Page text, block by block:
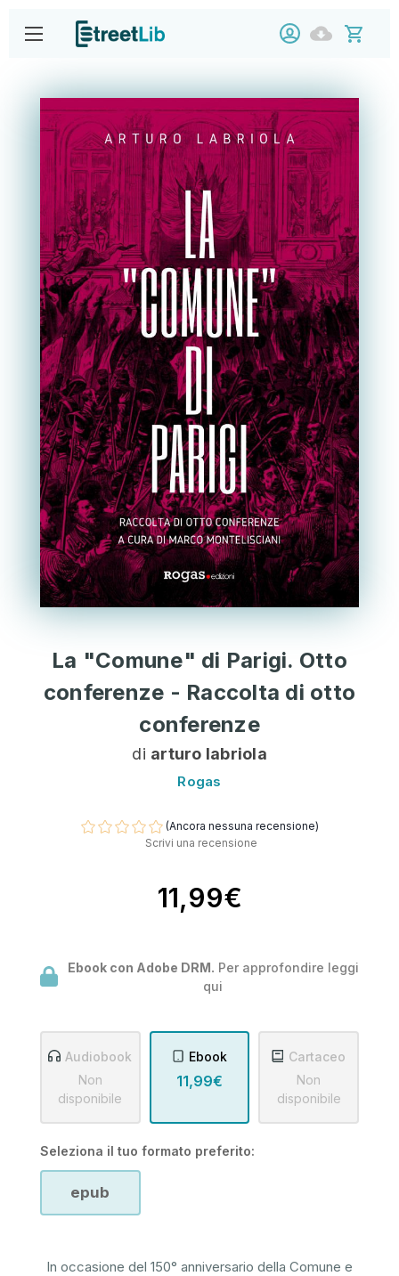
La "Comune" di Parigi. Otto
conferenze - Raccolta di otto
conferenze
di arturo labriola
Rogas
(Ancora nessuna recensione)
Scrivi una recensione
11,99€
Ebook con Adobe DRM. Per approfondire leggi
qui
Audiobook
Non
disponibile
Ebook
11,99€
Cartaceo
Non
disponibile
Seleziona il tuo formato preferito:
epub
In occasione del 150° anniversario della Comune e